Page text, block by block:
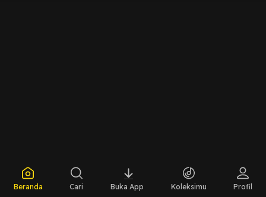
Beranda Cari Buka App Koleksimu Profil